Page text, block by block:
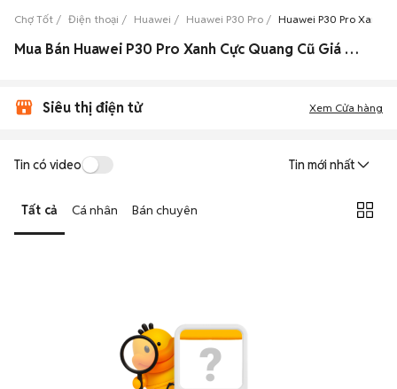
Chợ Tốt Điện thoại Huawei Huawei P30 Pro Huawei P30 Pro Xanh
Mua Bán Huawei P30 Pro Xanh Cực Quang Cũ Giá Rẻ Mới Nhất 2026
Siêu thị điện tử Xem Cửa hàng
Tin có video Tin mới nhất
Tất cả Cá nhân Bán chuyên